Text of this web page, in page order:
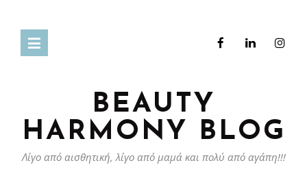
BEAUTY
HARMONY BLOG
Λίγο από αισθητική, λίγο από μαμά και πολύ από αγάπη!!!